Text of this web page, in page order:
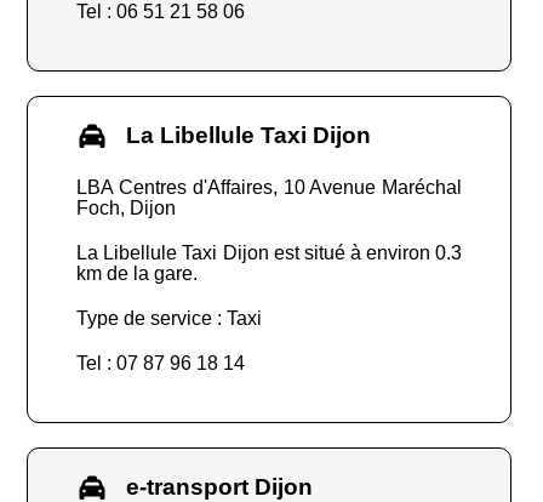
Tel : 06 51 21 58 06
La Libellule Taxi Dijon
LBA Centres d'Affaires, 10 Avenue Maréchal
Foch, Dijon
La Libellule Taxi Dijon est situé à environ 0.3
km de la gare.
Type de service : Taxi
Tel : 07 87 96 18 14
e-transport Dijon